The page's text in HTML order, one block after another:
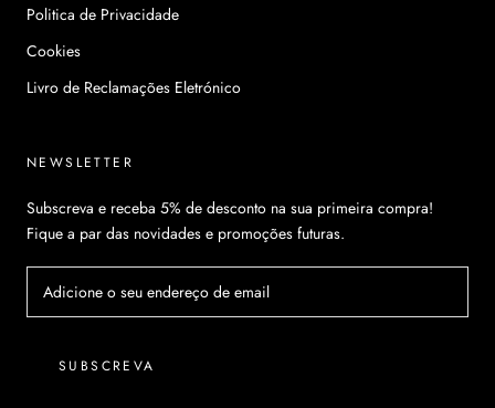
Politica de Privacidade
Cookies
Livro de Reclamações Eletrónico
NEWSLETTER
Subscreva e receba 5% de desconto na sua primeira compra!
Fique a par das novidades e promoções futuras.
SUBSCREVA